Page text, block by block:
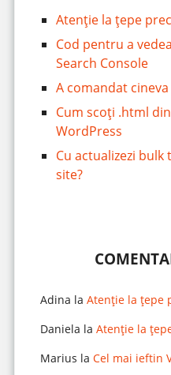
Atenție la țepe
Cod pentru a
Search Console
A comandat
Cum scoți .html
WordPress
Cu actualizezi
site?
Adina la Atenție la țepe
Daniela la Atenție la
Marius la Cel mai ieftin